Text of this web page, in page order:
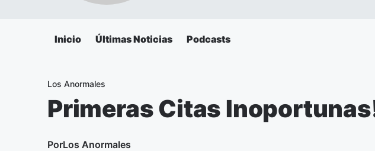
Inicio Últimas Noticias Podcasts
Los Anormales
Primeras Citas
PorLos Anormales